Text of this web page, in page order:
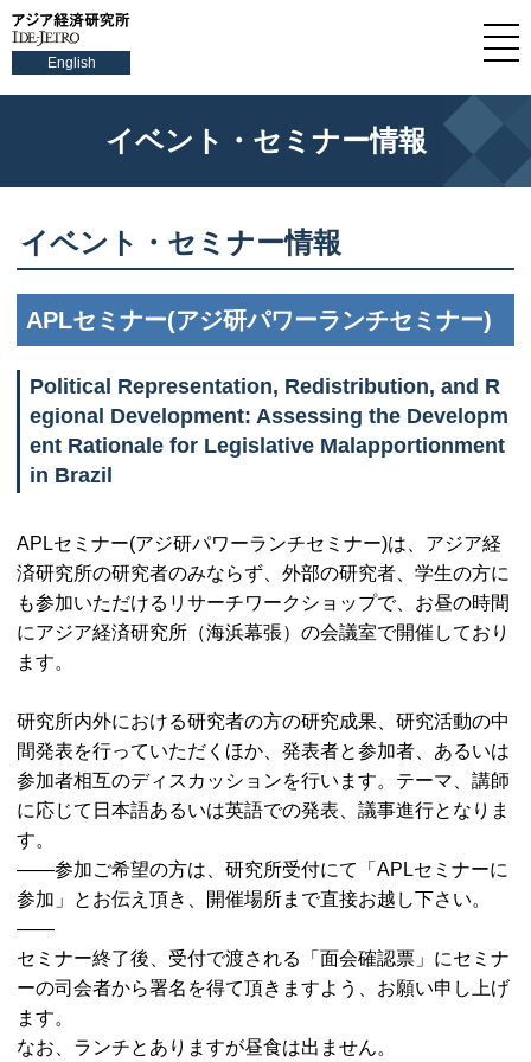
English
イベント・セミナー情報
イベント・セミナー情報
APLセミナー(アジ研パワーランチセミナー)
Political Representation, Redistribution, and R
egional Development: Assessing the Developm
ent Rationale for Legislative Malapportionment
in Brazil
APLセミナー(アジ研パワーランチセミナー)は、アジア経
済研究所の研究者のみならず、外部の研究者、学生の方に
も参加いただけるリサーチワークショップで、お昼の時間
にアジア経済研究所（海浜幕張）の会議室で開催しており
ます。
研究所内外における研究者の方の研究成果、研究活動の中
間発表を行っていただくほか、発表者と参加者、あるいは
参加者相互のディスカッションを行います。テーマ、講師
に応じて日本語あるいは英語での発表、議事進行となりま
す。
——参加ご希望の方は、研究所受付にて「APLセミナーに
参加」とお伝え頂き、開催場所まで直接お越し下さい。
——
セミナー終了後、受付で渡される「面会確認票」にセミナ
ーの司会者から署名を得て頂きますよう、お願い申し上げ
ます。
なお、ランチとありますが昼食は出ません。